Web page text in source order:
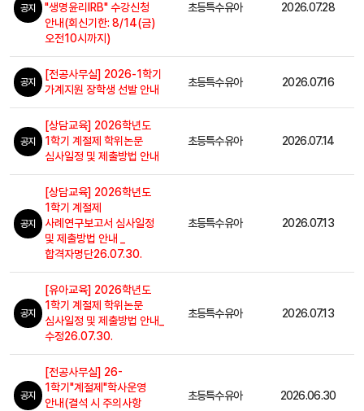
공지
"생명윤리IRB" 수강신청
안내(회신기한: 8/14(금)
오전10시까지)
초등특수유아 2026.07.28
공지
[전공사무실] 2026-1학기
가계지원 장학생 선발 안내
초등특수유아 2026.07.16
공지
[상담교육] 2026학년도
1학기 계절제 학위논문
심사일정 및 제출방법 안내
초등특수유아 2026.07.14
공지
[상담교육] 2026학년도
1학기 계절제
사례연구보고서 심사일정
및 제출방법 안내 _
합격자명단26.07.30.
초등특수유아 2026.07.13
공지
[유아교육] 2026학년도
1학기 계절제 학위논문
심사일정 및 제출방법 안내_
수정26.07.30.
초등특수유아 2026.07.13
공지
[전공사무실] 26-
1학기"계절제"학사운영
안내(결석 시 주의사항
초등특수유아 2026.06.30